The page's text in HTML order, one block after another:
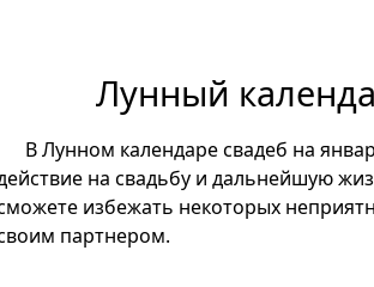
Лунный
В Лунном календаре свадеб на
на свадьбу и дальнейшую
избежать некоторых
партнером.